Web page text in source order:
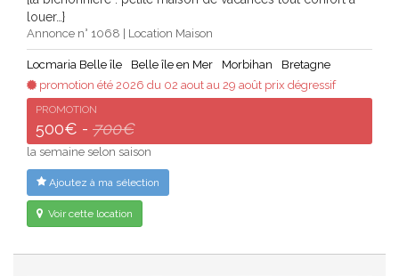
louer…}
Annonce n° 1068 | Location Maison
Locmaria Belle île Belle île en Mer Morbihan
Bretagne
promotion été 2026 du 02 aout au 29 août prix dégressif
PROMOTION
500€ - 700€
la semaine selon saison
Ajoutez à ma sélection
Voir cette location